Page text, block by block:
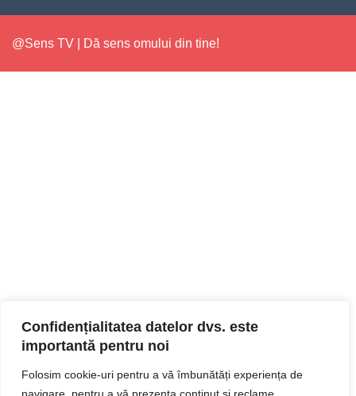
Confidențialitatea datelor dvs. este
importantă pentru noi
Folosim cookie-uri pentru a vă îmbunătăți experiența de
@Sens TV | Dă sens omului din tine!